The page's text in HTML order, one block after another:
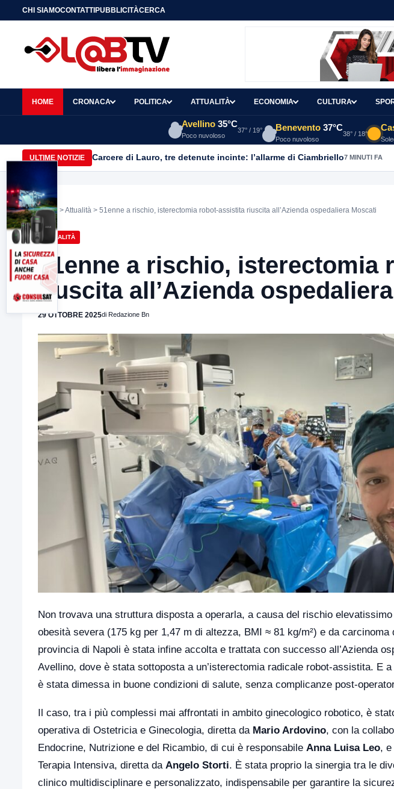
CHI SIAMOCONTATTIPUBBLICITÀCERCA
HOME CRONACA POLITICA ATTUALITÀ ECONOMIA CULTURA
Avellino 35°C
Poco nuvoloso
37° / 19° Benevento 37°C
Poco nuvoloso
38° / 18°
ULTIME NOTIZIE Carcere di Lauro, tre detenute incinte: l’allarme di Ciambriello7 MINUTI FA
Home >Attualità > 51enne a rischio, isterectomia robot-assistita riuscita all’Azienda ospedaliera Moscati
ATTUALITÀ
51enne a rischio, isterectomia
riuscita all’Azienda
29 OTTOBRE 2025di Redazione Bn
Non trovava una struttura disposta a operarla, a causa del rischio
obesità severa (175 kg per 1,47 m di altezza, BMI ≈ 81 kg/m²) e da carcinoma
provincia di Napoli è stata infine accolta e trattata con successo all’Azienda
Avellino, dove è stata sottoposta a un’isterectomia radicale robot-assistita. E
è stata dimessa in buone condizioni di salute, senza complicanze post-
Il caso, tra i più complessi mai affrontati in ambito ginecologico robotico, è
operativa di Ostetricia e Ginecologia, diretta da Mario Ardovino, con la
Endocrine, Nutrizione e del Ricambio, di cui è responsabile Anna Luisa Leo, e
Terapia Intensiva, diretta da Angelo Storti. È stata proprio la sinergia tra le
clinico multidisciplinare e personalizzato, indispensabile per garantire la